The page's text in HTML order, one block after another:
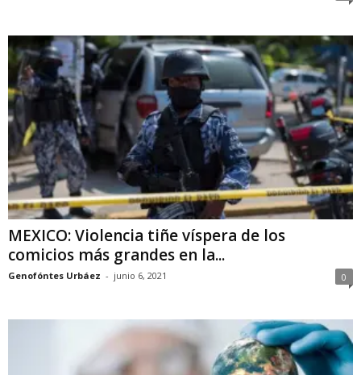
MEXICO: Violencia tiñe víspera de los
comicios más grandes en la...
Genofóntes Urbáez - junio 6, 2021 0